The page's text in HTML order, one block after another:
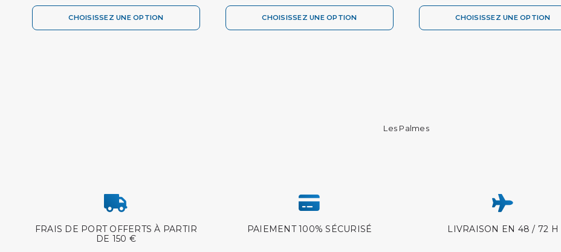
CHOISISSEZ UNE OPTION CHOISISSEZ UNE OPTION CHOISISSEZ UNE OPTION
Les Palmes
FRAIS DE PORT OFFERTS À PARTIR
DE 150 €
PAIEMENT 100% SÉCURISÉ LIVRAISON EN 48 / 72 H